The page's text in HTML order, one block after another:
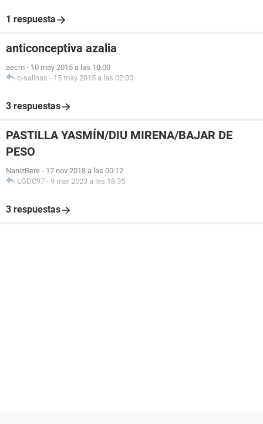
1 respuesta
anticonceptiva azalia
aecm - 10 may 2015 a las 10:00
c-salinas - 15 may 2015 a las 02:00
3 respuestas
PASTILLA YASMÍN/DIU MIRENA/BAJAR DE
PESO
NanizBere - 17 nov 2018 a las 00:12
LGDC97 - 9 mar 2023 a las 18:35
3 respuestas